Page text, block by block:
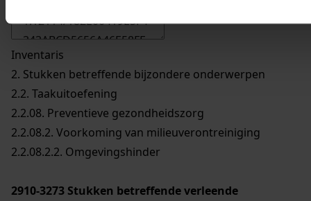
Inventaris
2. Stukken betreffende bijzondere onderwerpen
2.2. Taakuitoefening
2.2.08. Preventieve gezondheidszorg
2.2.08.2. Voorkoming van milieuverontreiniging
2.2.08.2.2. Omgevingshinder
2910-3273 Stukken betreffende verleende